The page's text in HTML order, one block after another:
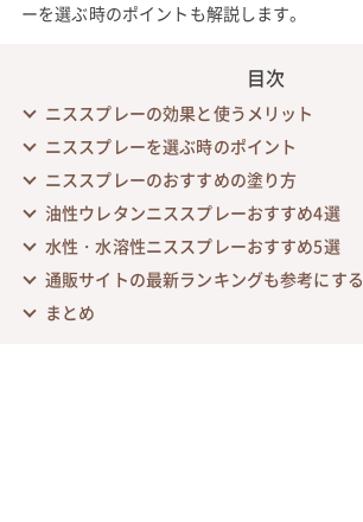
ーを選ぶ時のポイントも解説します。
目次
ニススプレーの効果と使うメリット
ニススプレーを選ぶ時のポイント
ニススプレーのおすすめの塗り方
油性ウレタンニススプレーおすすめ4選
水性・水溶性ニススプレーおすすめ5選
通販サイトの最新ランキングも参考にする
まとめ